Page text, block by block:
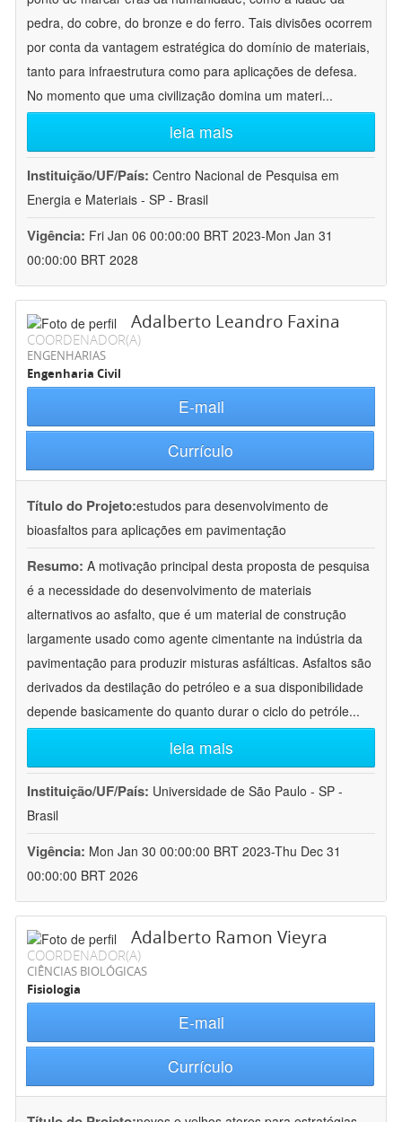
pedra, do cobre, do bronze e do ferro. Tais divisões ocorrem
por conta da vantagem estratégica do domínio de materiais,
tanto para infraestrutura como para aplicações de defesa.
No momento que uma civilização domina um materi...
leia mais
Instituição/UF/País: Centro Nacional de Pesquisa em
Energia e Materiais - SP - Brasil
Vigência: Fri Jan 06 00:00:00 BRT 2023-Mon Jan 31
00:00:00 BRT 2028
Adalberto Leandro Faxina
COORDENADOR(A)
ENGENHARIAS
Engenharia Civil
E-mail
Currículo
Título do Projeto:estudos para desenvolvimento de
bioasfaltos para aplicações em pavimentação
Resumo: A motivação principal desta proposta de pesquisa
é a necessidade do desenvolvimento de materiais
alternativos ao asfalto, que é um material de construção
largamente usado como agente cimentante na indústria da
pavimentação para produzir misturas asfálticas. Asfaltos são
derivados da destilação do petróleo e a sua disponibilidade
depende basicamente do quanto durar o ciclo do petróle...
leia mais
Instituição/UF/País: Universidade de São Paulo - SP -
Brasil
Vigência: Mon Jan 30 00:00:00 BRT 2023-Thu Dec 31
00:00:00 BRT 2026
Adalberto Ramon Vieyra
COORDENADOR(A)
CIÊNCIAS BIOLÓGICAS
Fisiologia
E-mail
Currículo